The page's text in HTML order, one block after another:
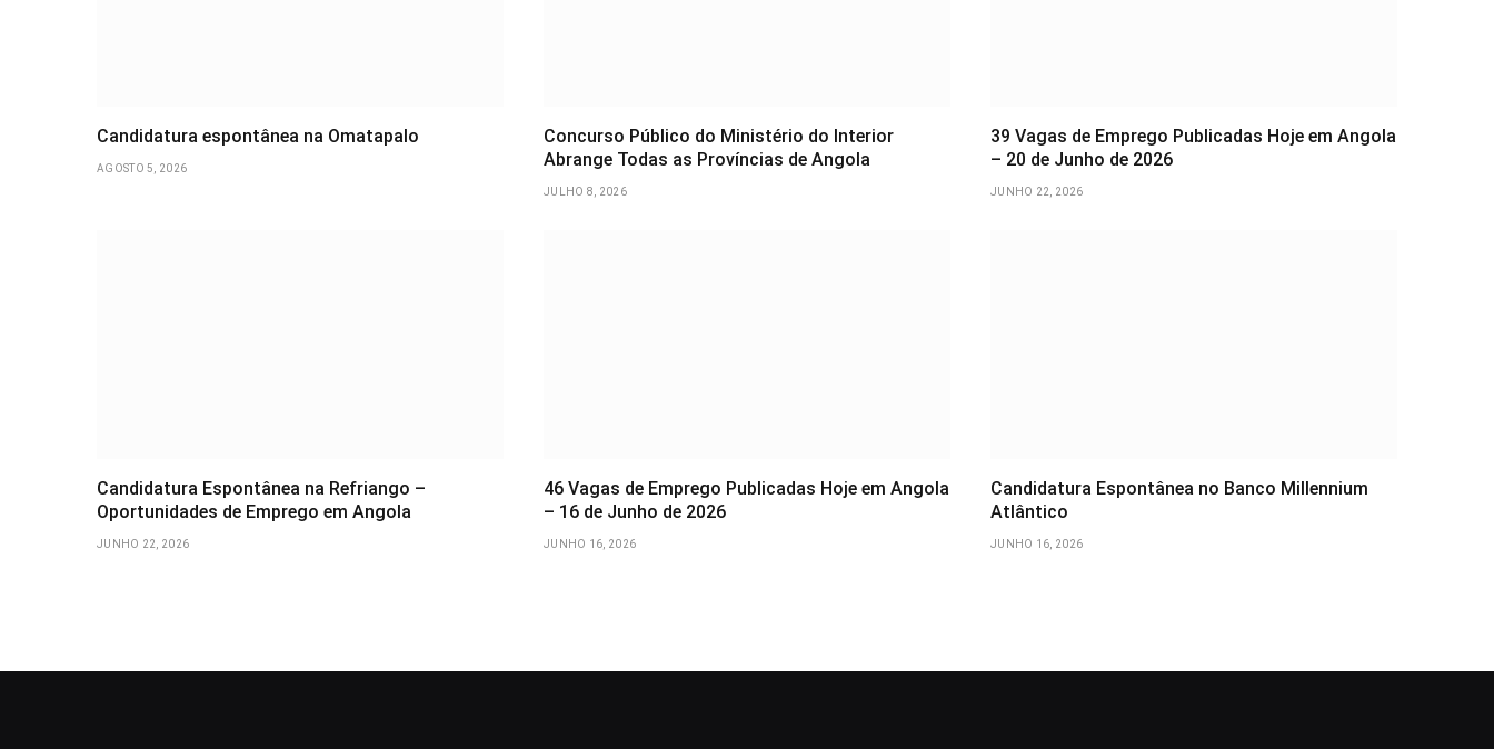
Candidatura espontânea na Omatapalo
AGOSTO 5, 2026
Concurso Público do Ministério do Interior
Abrange Todas as Províncias de Angola
JULHO 8, 2026
39 Vagas de Emprego Publicadas Hoje em Angola
– 20 de Junho de 2026
JUNHO 22, 2026
Candidatura Espontânea na Refriango –
Oportunidades de Emprego em Angola
JUNHO 22, 2026
46 Vagas de Emprego Publicadas Hoje em Angola
– 16 de Junho de 2026
JUNHO 16, 2026
Candidatura Espontânea no Banco Millennium
Atlântico
JUNHO 16, 2026